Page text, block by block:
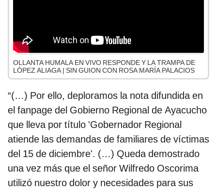
OLLANTA HUMALA EN VIVO RESPONDE Y LA TRAMPA DE
LÓPEZ ALIAGA | SIN GUION CON ROSA MARÍA PALACIOS
“(…) Por ello, deploramos la nota difundida en
el fanpage del Gobierno Regional de Ayacucho
que lleva por título 'Gobernador Regional
atiende las demandas de familiares de víctimas
del 15 de diciembre'. (…) Queda demostrado
una vez más que el señor Wilfredo Oscorima
utilizó nuestro dolor y necesidades para sus